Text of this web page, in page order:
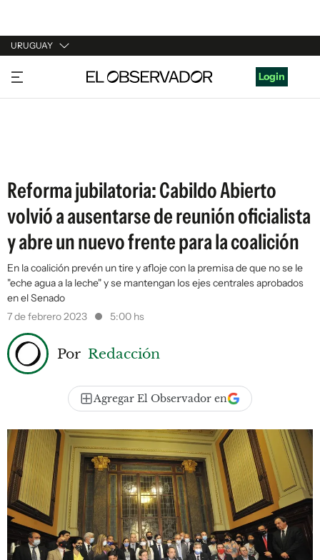
URUGUAY
URUGUAY
ARGENTINA
Login
Reforma jubilatoria: Cabildo Abierto
volvió a ausentarse de reunión oficialista
y abre un nuevo frente para la coalición
En la coalición prevén un tire y afloje con la premisa de que no se le
"eche agua a la leche" y se mantengan los ejes centrales aprobados
en el Senado
7 de febrero 2023
5:00 hs
Por Redacción
Agregar El Observador en